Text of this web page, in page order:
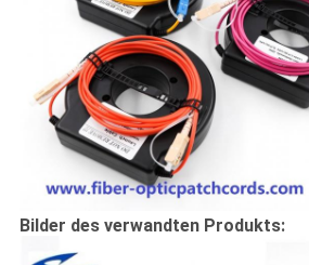
Bilder des verwandten Produkts: